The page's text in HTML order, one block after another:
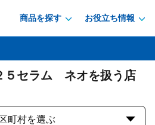
商品を探す お役立ち情報
５セラム ネオを扱う店
町村を選ぶ